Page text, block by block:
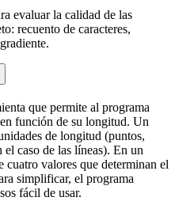
evaluar la calidad de las
recuento de caracteres,
que permite al programa
función de su longitud. Un
de longitud (puntos,
caso de las líneas). En un
cuatro valores que determinan el
simplificar, el programa
fácil de usar.